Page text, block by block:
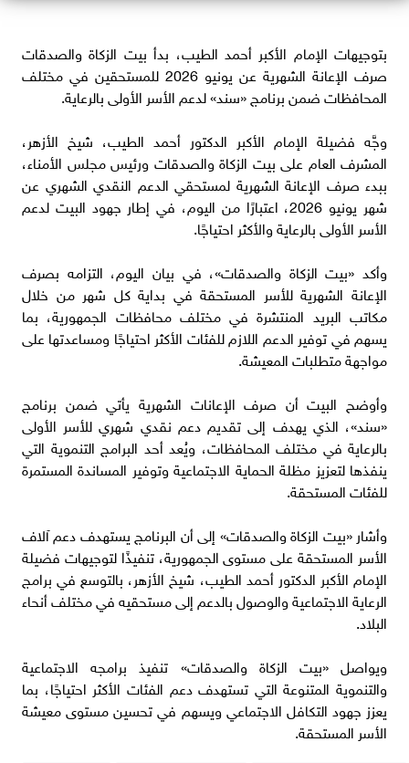
بتوجيهات الإمام الأكبر أحمد الطيب، بدأ بيت الزكاة والصدقات
صرف الإعانة الشهرية عن يونيو 2026 للمستحقين في مختلف
المحافظات ضمن برنامج «سند» لدعم الأسر الأولى بالرعاية.
وجَّه فضيلة الإمام الأكبر الدكتور أحمد الطيب، شيخ الأزهر،
المشرف العام على بيت الزكاة والصدقات ورئيس مجلس الأمناء،
ببدء صرف الإعانة الشهرية لمستحقي الدعم النقدي الشهري عن
شهر يونيو 2026، اعتبارًا من اليوم، في إطار جهود البيت لدعم
الأسر الأولى بالرعاية والأكثر احتياجًا.
وأكد «بيت الزكاة والصدقات»، في بيان اليوم، التزامه بصرف
الإعانة الشهرية للأسر المستحقة في بداية كل شهر من خلال
مكاتب البريد المنتشرة في مختلف محافظات الجمهورية، بما
يسهم في توفير الدعم اللازم للفئات الأكثر احتياجًا ومساعدتها على
مواجهة متطلبات المعيشة.
وأوضح البيت أن صرف الإعانات الشهرية يأتي ضمن برنامج
«سند»، الذي يهدف إلى تقديم دعم نقدي شهري للأسر الأولى
بالرعاية في مختلف المحافظات، ويُعد أحد البرامج التنموية التي
ينفذها لتعزيز مظلة الحماية الاجتماعية وتوفير المساندة المستمرة
للفئات المستحقة.
وأشار «بيت الزكاة والصدقات» إلى أن البرنامج يستهدف دعم آلاف
الأسر المستحقة على مستوى الجمهورية، تنفيذًا لتوجيهات فضيلة
الإمام الأكبر الدكتور أحمد الطيب، شيخ الأزهر، بالتوسع في برامج
الرعاية الاجتماعية والوصول بالدعم إلى مستحقيه في مختلف أنحاء
البلاد.
ويواصل «بيت الزكاة والصدقات» تنفيذ برامجه الاجتماعية
والتنموية المتنوعة التي تستهدف دعم الفئات الأكثر احتياجًا، بما
يعزز جهود التكافل الاجتماعي ويسهم في تحسين مستوى معيشة
الأسر المستحقة.